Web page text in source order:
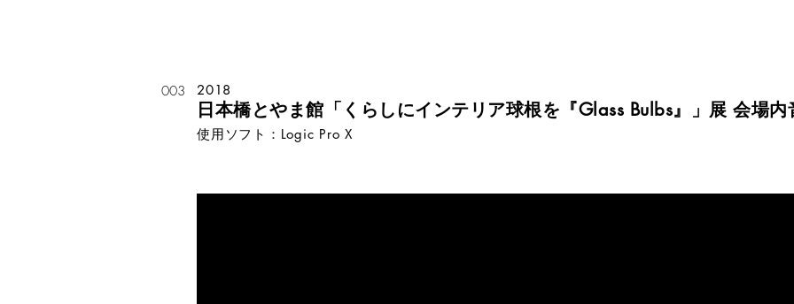
003 2018
日本橋とやま館「くらしにインテリア球根を『Glass Bulbs』」展 会場内
使用ソフト：Logic Pro X